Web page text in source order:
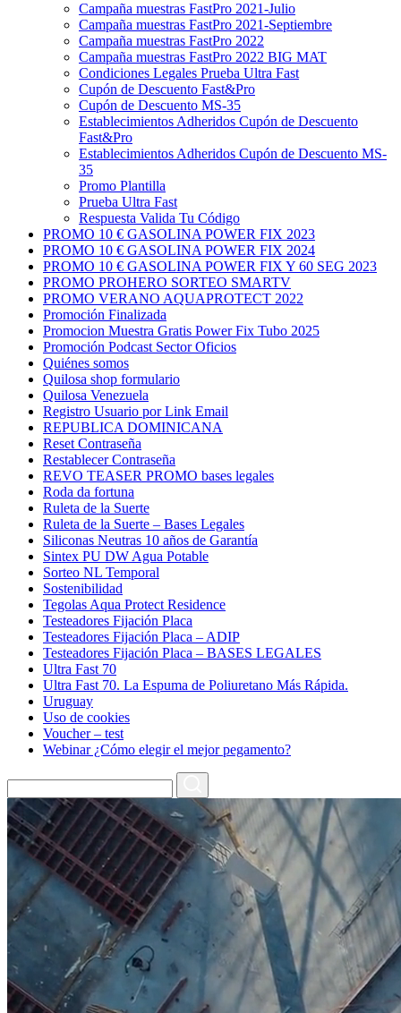
Campaña muestras FastPro 2021-Julio
Campaña muestras FastPro 2021-Septiembre
Campaña muestras FastPro 2022
Campaña muestras FastPro 2022 BIG MAT
Condiciones Legales Prueba Ultra Fast
Cupón de Descuento Fast&Pro
Cupón de Descuento MS-35
Establecimientos Adheridos Cupón de Descuento
Fast&Pro
Establecimientos Adheridos Cupón de Descuento MS-
35
Promo Plantilla
Prueba Ultra Fast
Respuesta Valida Tu Código
PROMO 10 € GASOLINA POWER FIX 2023
PROMO 10 € GASOLINA POWER FIX 2024
PROMO 10 € GASOLINA POWER FIX Y 60 SEG 2023
PROMO PROHERO SORTEO SMARTV
PROMO VERANO AQUAPROTECT 2022
Promoción Finalizada
Promocion Muestra Gratis Power Fix Tubo 2025
Promoción Podcast Sector Oficios
Quiénes somos
Quilosa shop formulario
Quilosa Venezuela
Registro Usuario por Link Email
REPUBLICA DOMINICANA
Reset Contraseña
Restablecer Contraseña
REVO TEASER PROMO bases legales
Roda da fortuna
Ruleta de la Suerte
Ruleta de la Suerte – Bases Legales
Siliconas Neutras 10 años de Garantía
Sintex PU DW Agua Potable
Sorteo NL Temporal
Sostenibilidad
Tegolas Aqua Protect Residence
Testeadores Fijación Placa
Testeadores Fijación Placa – ADIP
Testeadores Fijación Placa – BASES LEGALES
Ultra Fast 70
Ultra Fast 70. La Espuma de Poliuretano Más Rápida.
Uruguay
Uso de cookies
Voucher – test
Webinar ¿Cómo elegir el mejor pegamento?